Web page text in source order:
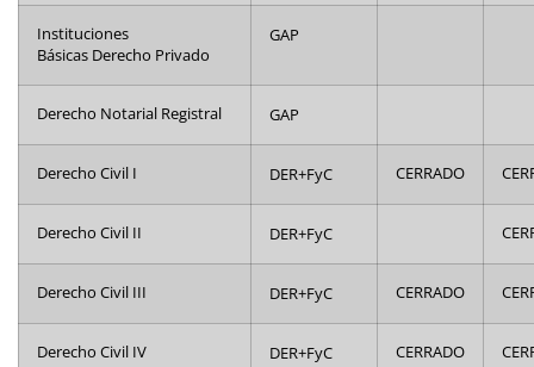
Instituciones
Básicas Derecho Privado
GAP
Derecho Notarial Registral GAP
Derecho Civil I DER+FyC CERRADO
Derecho Civil II DER+FyC
Derecho Civil III DER+FyC CERRADO
Derecho Civil IV DER+FyC CERRADO